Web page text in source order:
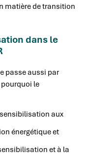
matière de transition
dans le
passe aussi par
pourquoi le
aux
énergétique et
et à la